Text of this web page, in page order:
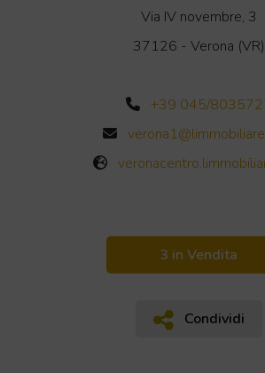
Via IV novembre, 3
37126 - Verona (VR)
+39 045/
3 in Vendita
Condividi
Condividi